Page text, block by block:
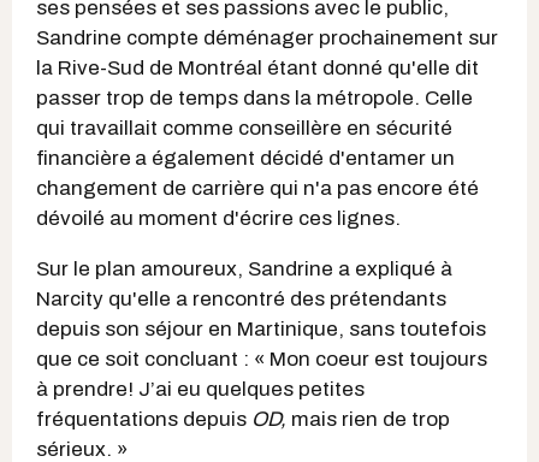
ses pensées et ses passions avec le public,
Sandrine compte déménager prochainement sur
la Rive-Sud de Montréal étant donné qu'elle dit
passer trop de temps dans la métropole. Celle
qui travaillait comme conseillère en sécurité
financière a également décidé d'entamer un
changement de carrière qui n'a pas encore été
dévoilé au moment d'écrire ces lignes.
Sur le plan amoureux, Sandrine a expliqué à
Narcity qu'elle a rencontré des prétendants
depuis son séjour en Martinique, sans toutefois
que ce soit concluant : « Mon coeur est toujours
à prendre! J’ai eu quelques petites
fréquentations depuis OD, mais rien de trop
sérieux. »